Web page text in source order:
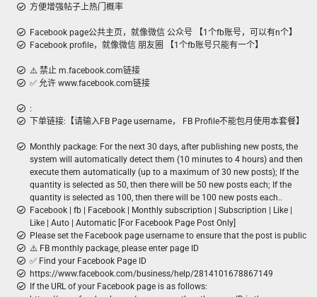
方便增强帖子上热门概率
Facebook page公共主页，就像微信 公众号 【1个fb账号，可以有n个】
Facebook profile，就像微信 朋友圈 【1个fb账号只能有一个】
⚠️ 禁止 m.facebook.com链接
✅ 允许 www.facebook.com链接
:
下单链接:【请输入FB Page username， FB Profile不能包月使用本套餐】
Monthly package: For the next 30 days, after publishing new posts, the
system will automatically detect them (10 minutes to 4 hours) and then
execute them automatically (up to a maximum of 30 new posts); If the
quantity is selected as 50, then there will be 50 new posts each; If the
quantity is selected as 100, then there will be 100 new posts each..
Facebook | fb | Facebook | Monthly subscription | Subscription | Like |
Like | Auto | Automatic [For Facebook Page Post Only]
Please set the Facebook page username to ensure that the post is public
⚠️ FB monthly package, please enter page ID
✅ Find your Facebook Page ID
https://www.facebook.com/business/help/2814101678867149
If the URL of your Facebook page is as follows: